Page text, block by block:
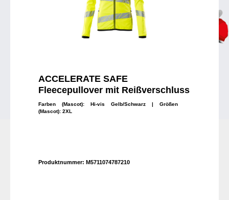
ACCELERATE SAFE
Fleecepullover mit Reißverschluss
Farben (Mascot): Hi-vis Gelb/Schwarz
(Mascot): 2XL
Produktnummer: M5711074787210